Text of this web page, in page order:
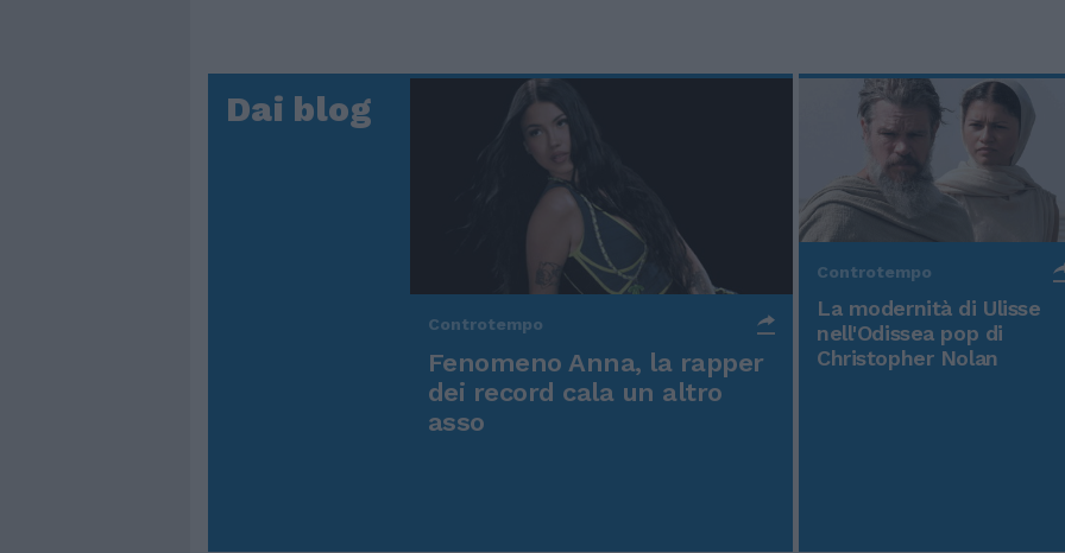
Dai blog
Controtempo
Fenomeno Anna, la rapper
dei record cala un altro
asso
Controtempo
La modernità di Ulisse
nell'Odissea pop di
Christopher Nolan